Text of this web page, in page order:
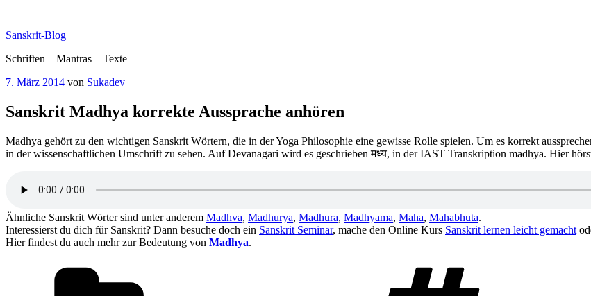
springen
Sanskrit-Blog
Schriften – Mantras – Texte
Veröffentlicht
7. März 2014 von Sukadev
Sanskrit Madhya korrekte Aussprache anhören
Madhya gehört zu den wichtigen Sanskrit Wörtern, die in der Yoga Philosophie eine gewisse Rolle spielen. Um es korrekt
in der wissenschaftlichen Umschrift zu sehen. Auf Devanagari wird es geschrieben मध्य, in der IAST Transkription madhya. Hier
Ähnliche Sanskrit Wörter sind unter anderem Madhva, Madhurya, Madhura, Madhyama, Maha, Mahabhuta.
Interessierst du dich für Sanskrit? Dann besuche doch ein Sanskrit Seminar, mache den Online Kurs Sanskrit lernen leicht gemacht
Hier findest du auch mehr zur Bedeutung von Madhya.